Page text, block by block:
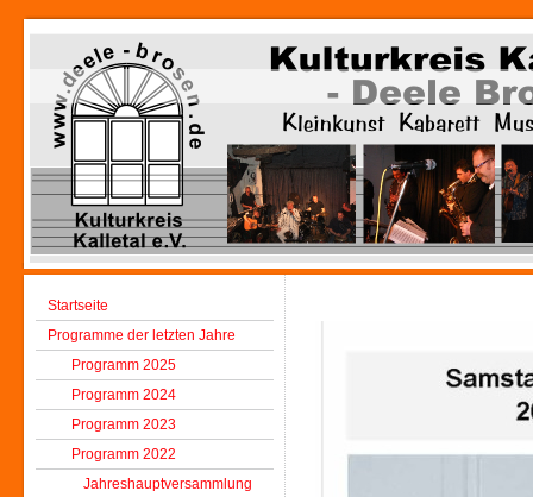
Startseite
Programme der letzten Jahre
Programm 2025
Programm 2024
Programm 2023
Programm 2022
Jahreshauptversammlung